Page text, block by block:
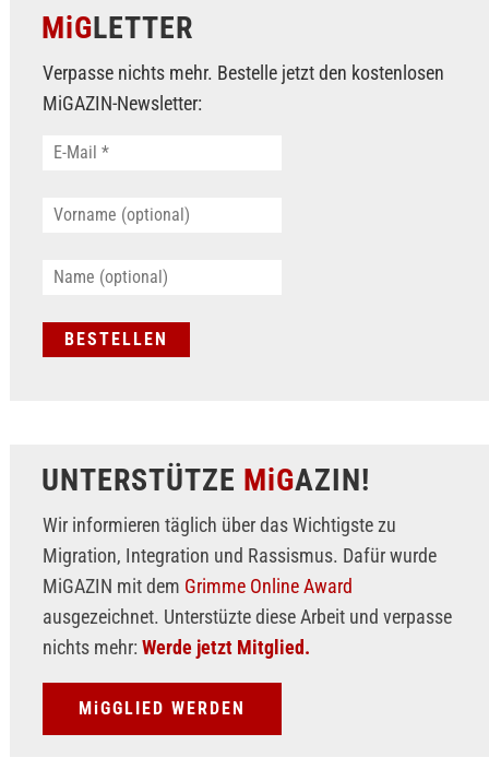
MiGLETTER
Verpasse nichts mehr. Bestelle jetzt den kostenlosen
MiGAZIN-Newsletter:
UNTERSTÜTZE MiGAZIN!
Wir informieren täglich über das Wichtigste zu
Migration, Integration und Rassismus. Dafür wurde
MiGAZIN mit dem Grimme Online Award
ausgezeichnet. Unterstüzte diese Arbeit und verpasse
nichts mehr: Werde jetzt Mitglied.
MiGGLIED WERDEN